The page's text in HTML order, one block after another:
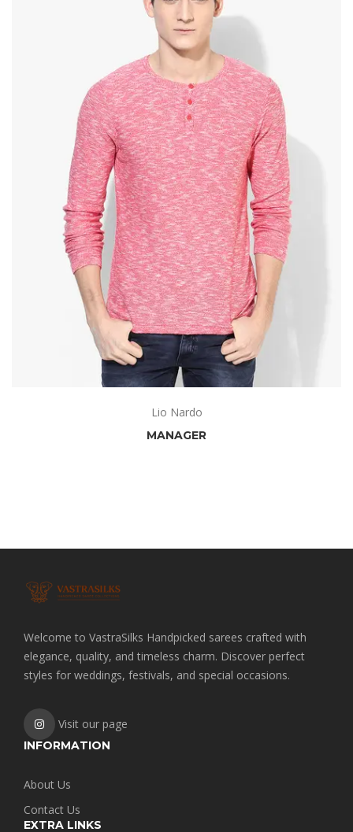
Lio Nardo
MANAGER
Welcome to VastraSilks Handpicked sarees crafted with
elegance, quality, and timeless charm. Discover perfect
styles for weddings, festivals, and special occasions.
Visit our page
INFORMATION
About Us
Contact Us
EXTRA LINKS